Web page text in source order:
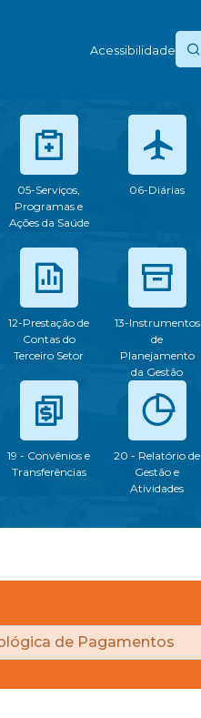
Acessibilidade
05-Serviços,
Programas e
Ações da Saúde
06-Diárias
12-Prestação de
Contas do
Terceiro Setor
13-Instrumentos
de
Planejamento
da Gestão
19 - Convênios e
Transferências
20 - Relatório de
Gestão e
Atividades